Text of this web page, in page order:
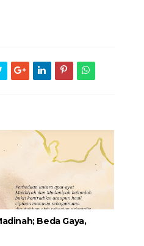
Beda Gaya,